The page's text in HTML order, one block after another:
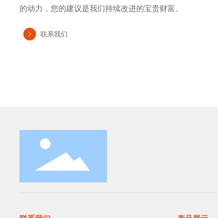
的动力，您的建议是我们持续改进的宝贵财富。
联系我们